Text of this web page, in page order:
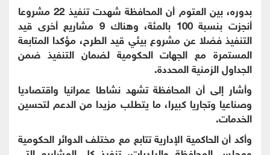
بدوره، بين العتوم أن المحافظة شهدت تنفيذ 22 مشروعا
أنجزت بنسبة 100 بالمئة، وهناك 9 مشاريع أخرى قيد
التنفيذ فضلا عن مشروع بيئي قيد الطرح، مؤكدا المتابعة
المستمرة مع الجهات الحكومية لضمان التنفيذ ضمن
الجداول الزمنية المحددة.
وأشار إلى أن المحافظة تشهد نشاطا عمرانيا واقتصاديا
وصناعيا وتجاريا كبيرا، ما يتطلب مزيدا من الدعم لتحسين
الخدمات.
وأكد أن الحاكمية الإدارية تتابع مع مختلف الدوائر الحكومية